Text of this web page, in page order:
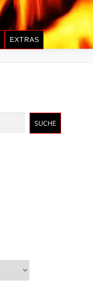
EXTRAS
SUCHE